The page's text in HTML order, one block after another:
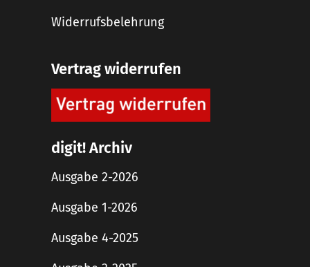
Widerrufsbelehrung
Vertrag widerrufen
digit! Archiv
Ausgabe 2-2026
Ausgabe 1-2026
Ausgabe 4-2025